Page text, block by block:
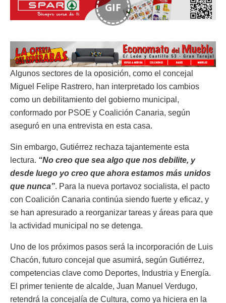
GIF
Algunos sectores de la oposición, como el concejal
Miguel Felipe Rastrero, han interpretado los cambios
como un debilitamiento del gobierno municipal,
conformado por PSOE y Coalición Canaria, según
aseguró en una entrevista en esta casa.
Sin embargo, Gutiérrez rechaza tajantemente esta
lectura. “No creo que sea algo que nos debilite, y
desde luego yo creo que ahora estamos más unidos
que nunca”. Para la nueva portavoz socialista, el pacto
con Coalición Canaria continúa siendo fuerte y eficaz, y
se han apresurado a reorganizar tareas y áreas para que
la actividad municipal no se detenga.
Uno de los próximos pasos será la incorporación de Luis
Chacón, futuro concejal que asumirá, según Gutiérrez,
competencias clave como Deportes, Industria y Energía.
El primer teniente de alcalde, Juan Manuel Verdugo,
retendrá la concejalía de Cultura, como ya hiciera en la